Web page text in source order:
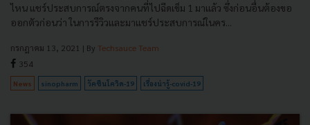
ไหน แชร์ประสบการณ์ตรงจากคนที่ไปฉีดเข็ม 1 มาแล้ว ซึ่งก่อนอื่นต้องขอ
ออกตัวก่อนว่า ในการรีวิวและมาแชร์ประสบการณ์ในคร...
กรกฎาคม 13, 2021 | By Techsauce Team
354
News sinopharm วัคซีนโควิด-19 เรื่องน่ารู้-covid-19